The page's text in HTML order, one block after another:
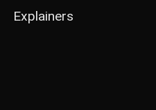
Explainers